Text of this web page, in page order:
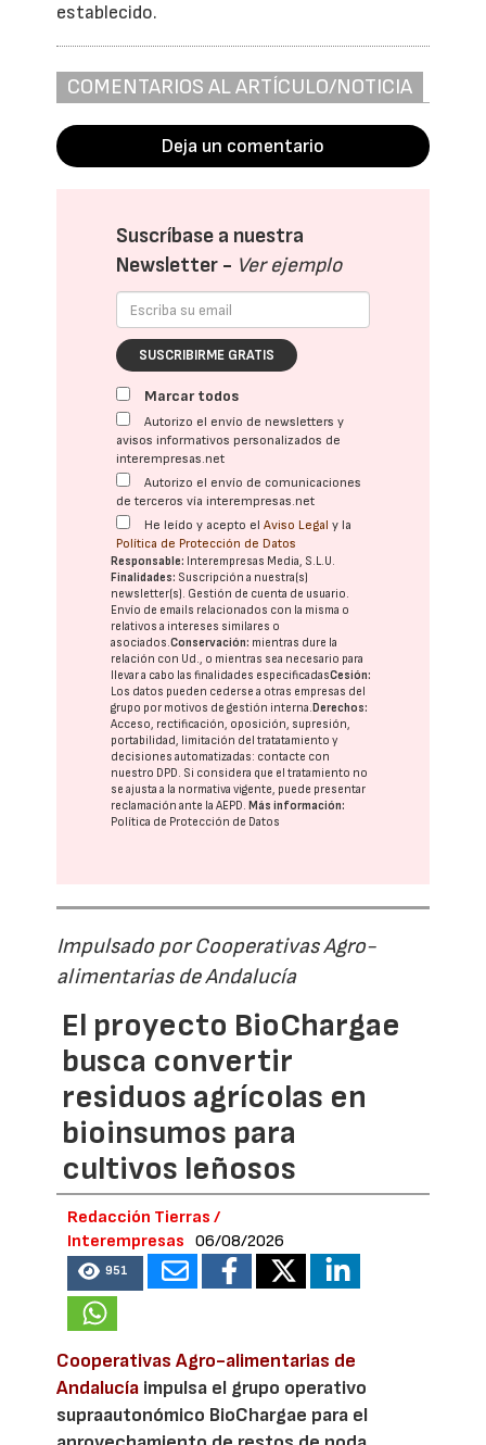
establecido.
COMENTARIOS AL ARTÍCULO/NOTICIA
Deja un comentario
Suscríbase a nuestra
Newsletter - Ver ejemplo
SUSCRIBIRME GRATIS
Marcar todos
Autorizo el envío de newsletters y
avisos informativos personalizados de
interempresas.net
Autorizo el envío de comunicaciones
de terceros vía interempresas.net
He leído y acepto elAviso Legal y la
Política de Protección de Datos
Responsable: Interempresas Media, S.L.U.
Finalidades: Suscripción a nuestra(s)
newsletter(s). Gestión de cuenta de usuario.
Envío de emails relacionados con la misma o
relativos a intereses similares o
asociados.Conservación: mientras dure la
relación con Ud., o mientras sea necesario para
llevar a cabo las finalidades especificadasCesión:
Los datos pueden cederse a otras empresas del
grupo por motivos de gestión interna. Derechos:
Acceso, rectificación, oposición, supresión,
portabilidad, limitación del tratatamiento y
decisiones automatizadas: contacte con
nuestro DPD. Si considera que el tratamiento no
se ajusta a la normativa vigente, puede presentar
reclamación ante laAEPD. Más información:
Política de Protección de Datos
Impulsado por Cooperativas Agro-
alimentarias de Andalucía
El proyecto BioChargae
busca convertir
residuos agrícolas en
bioinsumos para
cultivos leñosos
Redacción Tierras /
Interempresas
06/08/2026
951
Cooperativas Agro-alimentarias de
Andalucía impulsa el grupo operativo
supraautonómico BioChargae para el